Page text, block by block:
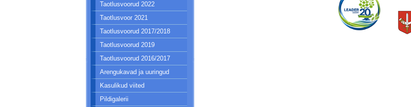
Taotlusvoorud 2022
Taotlusvoor 2021
Taotlusvoorud 2017/2018
Taotlusvoorud 2019
Taotlusvoorud 2016/2017
Arengukavad ja uuringud
Kasulikud viited
Pildigalerii